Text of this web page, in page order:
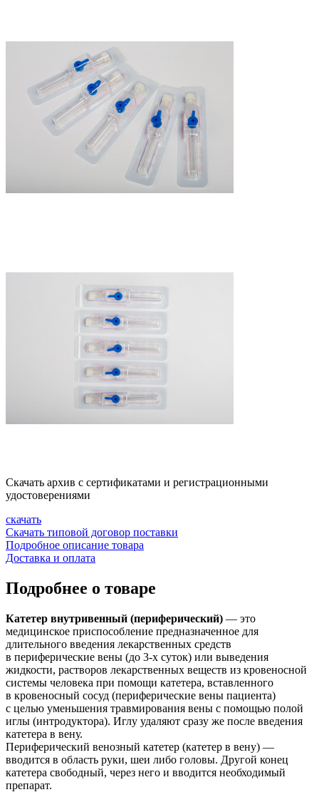
Скачать архив с сертификатами и регистрационными
удостоверениями
скачать
Скачать типовой договор поставки
Подробное описание товара
Доставка и оплата
Подробнее о товаре
Катетер внутривенный (периферический) — это
медицинское приспособление предназначенное для
длительного введения лекарственных средств
в периферические вены (до 3-х суток) или выведения
жидкости, растворов лекарственных веществ из кровеносной
системы человека при помощи катетера, вставленного
в кровеносный сосуд (периферические вены пациента)
с целью уменьшения травмирования вены с помощью полой
иглы (интродуктора). Иглу удаляют сразу же после введения
катетера в вену.
Периферический венозный катетер (катетер в вену) —
вводится в область руки, шеи либо головы. Другой конец
катетера свободный, через него и вводится необходимый
препарат.